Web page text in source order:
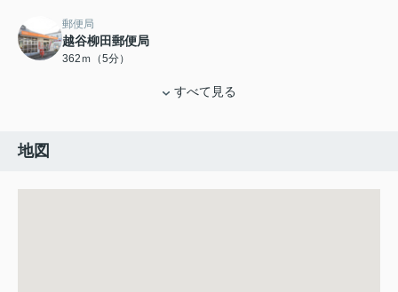
郵便局
越谷柳田郵便局
362ｍ（5分）
すべて見る
地図